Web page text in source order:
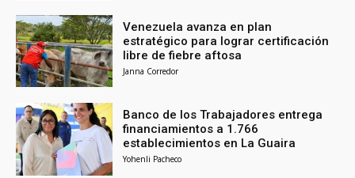
Venezuela avanza en plan
estratégico para lograr certificación
libre de fiebre aftosa
Janna Corredor
Banco de los Trabajadores entrega
financiamientos a 1.766
establecimientos en La Guaira
Yohenli Pacheco